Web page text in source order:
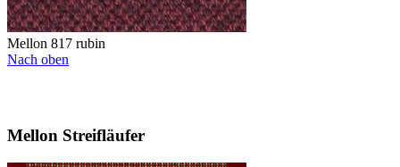
Mellon 817 rubin
Nach oben
Mellon Streifläufer